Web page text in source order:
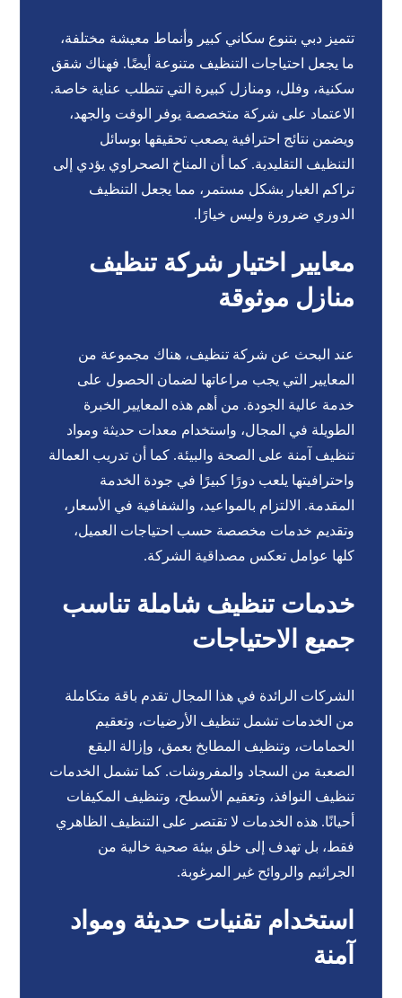
تتميز دبي بتنوع سكاني كبير وأنماط معيشة مختلفة،
ما يجعل احتياجات التنظيف متنوعة أيضًا. فهناك شقق
سكنية، وفلل، ومنازل كبيرة التي تتطلب عناية خاصة.
الاعتماد على شركة متخصصة يوفر الوقت والجهد،
ويضمن نتائج احترافية يصعب تحقيقها بوسائل
التنظيف التقليدية. كما أن المناخ الصحراوي يؤدي إلى
تراكم الغبار بشكل مستمر، مما يجعل التنظيف
الدوري ضرورة وليس خيارًا.
معايير اختيار شركة تنظيف
منازل موثوقة
عند البحث عن شركة تنظيف، هناك مجموعة من
المعايير التي يجب مراعاتها لضمان الحصول على
خدمة عالية الجودة. من أهم هذه المعايير الخبرة
الطويلة في المجال، واستخدام معدات حديثة ومواد
تنظيف آمنة على الصحة والبيئة. كما أن تدريب العمالة
واحترافيتها يلعب دورًا كبيرًا في جودة الخدمة
المقدمة. الالتزام بالمواعيد، والشفافية في الأسعار،
وتقديم خدمات مخصصة حسب احتياجات العميل،
كلها عوامل تعكس مصداقية الشركة.
خدمات تنظيف شاملة تناسب
جميع الاحتياجات
الشركات الرائدة في هذا المجال تقدم باقة متكاملة
من الخدمات تشمل تنظيف الأرضيات، وتعقيم
الحمامات، وتنظيف المطابخ بعمق، وإزالة البقع
الصعبة من السجاد والمفروشات. كما تشمل الخدمات
تنظيف النوافذ، وتعقيم الأسطح، وتنظيف المكيفات
أحيانًا. هذه الخدمات لا تقتصر على التنظيف الظاهري
فقط، بل تهدف إلى خلق بيئة صحية خالية من
الجراثيم والروائح غير المرغوبة.
استخدام تقنيات حديثة ومواد
آمنة